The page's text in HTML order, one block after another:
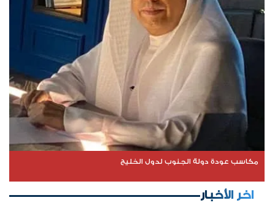
مكاسب عودة دولة الجنوب لدول الخليج
اخر الأخبار